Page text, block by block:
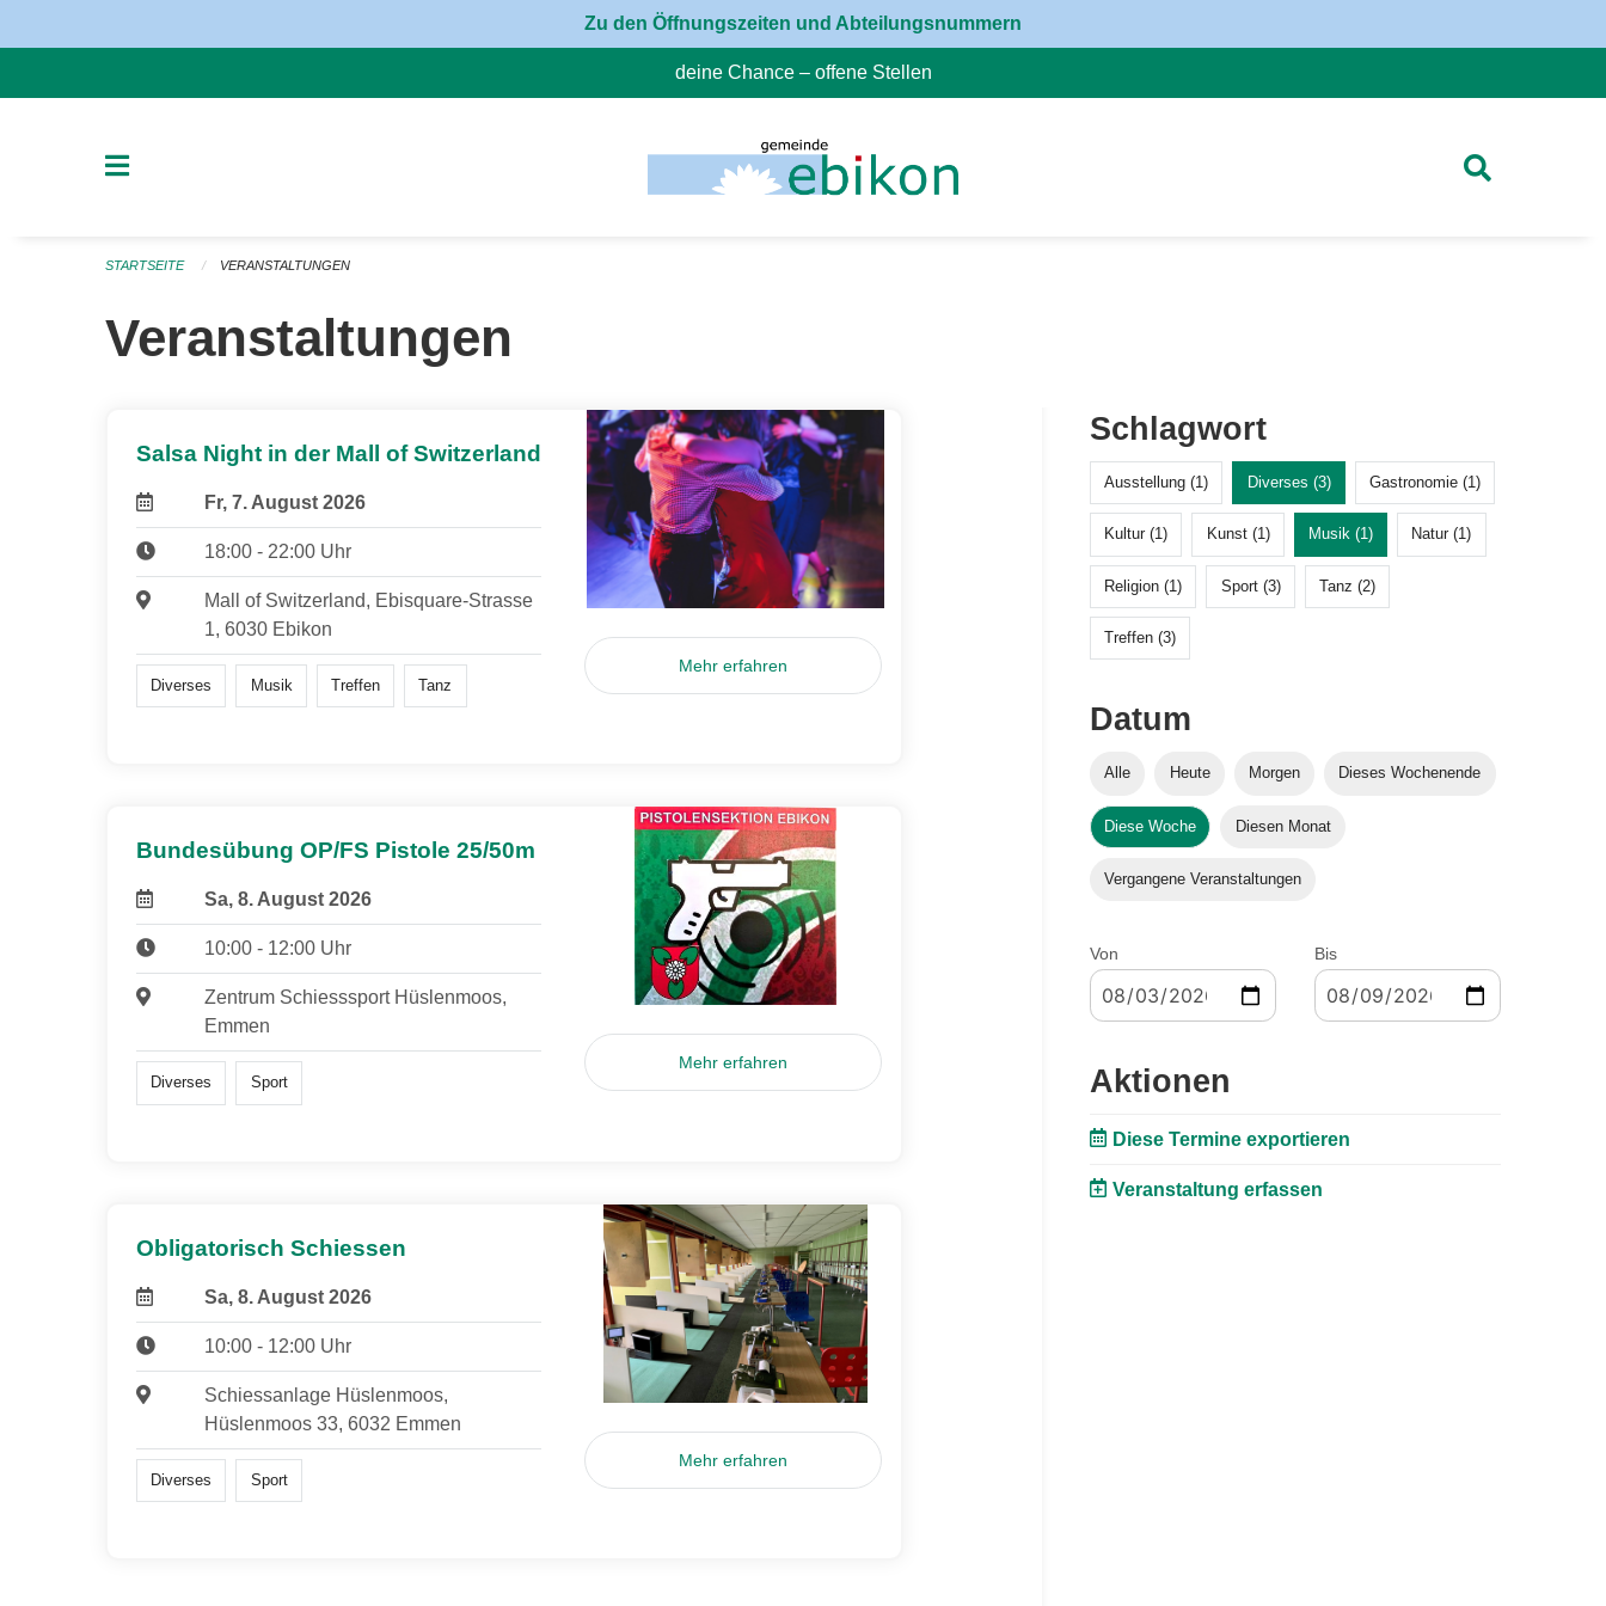
Zu den Öffnungszeiten und Abteilungsnummern
deine Chance – offene Stellen
STARTSEITE VERANSTALTUNGEN
Veranstaltungen
Salsa Night in der Mall of Switzerland
Fr, 7. August 2026
18:00 - 22:00 Uhr
Mall of Switzerland, Ebisquare-Strasse
1, 6030 Ebikon
Diverses Musik Treffen Tanz
Mehr erfahren
Bundesübung OP/FS Pistole 25/50m
Sa, 8. August 2026
10:00 - 12:00 Uhr
Zentrum Schiesssport Hüslenmoos,
Emmen
Diverses Sport
Mehr erfahren
Obligatorisch Schiessen
Sa, 8. August 2026
10:00 - 12:00 Uhr
Schiessanlage Hüslenmoos,
Hüslenmoos 33, 6032 Emmen
Diverses Sport
Mehr erfahren
Schlagwort
Ausstellung (1) Diverses (3) Gastronomie (1)
Kultur (1) Kunst (1) Musik (1) Natur (1)
Religion (1) Sport (3) Tanz (2)
Treffen (3)
Datum
Alle Heute Morgen Dieses Wochenende
Diese Woche Diesen Monat
Vergangene Veranstaltungen
Von Bis
Aktionen
Diese Termine exportieren
Veranstaltung erfassen